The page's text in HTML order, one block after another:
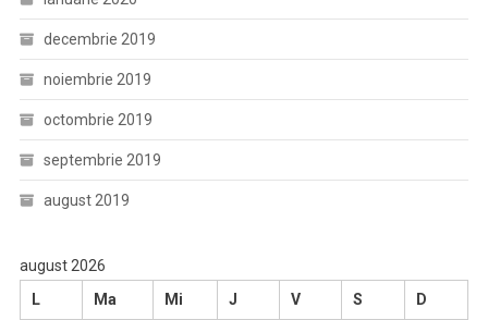
decembrie 2019
noiembrie 2019
octombrie 2019
septembrie 2019
august 2019
august 2026
L
Ma Mi J V S D